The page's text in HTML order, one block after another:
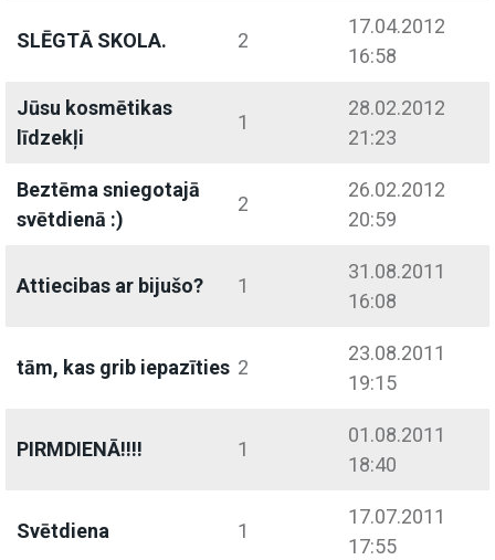
SLĒGTĀ SKOLA. 2
17.04.2012
16:58
Jūsu kosmētikas
līdzekļi
1
28.02.2012
21:23
Beztēma sniegotajā
svētdienā :)
2
26.02.2012
20:59
Attiecibas ar bijušo? 1
31.08.2011
16:08
tām, kas grib iepazīties 2
23.08.2011
19:15
PIRMDIENĀ!!!! 1
01.08.2011
18:40
Svētdiena 1
17.07.2011
17:55